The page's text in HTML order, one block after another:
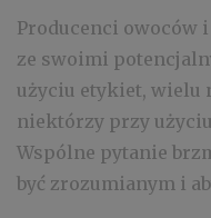
Producenci owoców
ze swoimi
użyciu etykiet, wielu
niektórzy przy
Wspólne pytanie
być zrozumianym i